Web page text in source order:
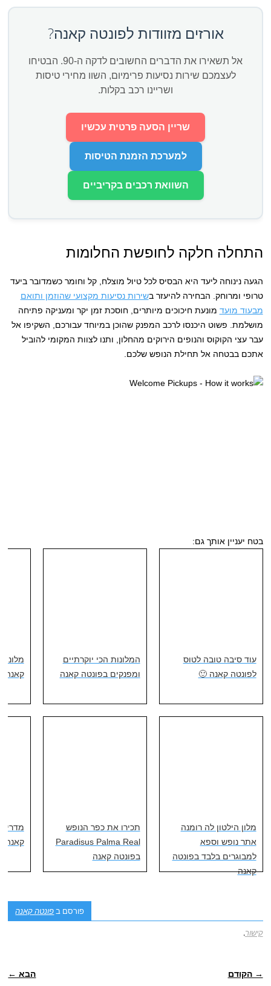
אורזים מזוודות לפונטה קאנה?
אל תשאירו את הדברים החשובים לדקה ה-90. הבטיחו
לעצמכם שירות נסיעות פרימיום, השוו מחירי טיסות
ושריינו רכב בקלות.
שריין הסעה פרטית עכשיו
למערכת הזמנת הטיסות
השוואת רכבים בקריביים
התחלה חלקה לחופשת החלומות
הגעה נינוחה ליעד היא הבסיס לכל טיול מוצלח, קל וחומר כשמדובר ביעד
טרופי ומרוחק. הבחירה להיעזר בשירות נסיעות מקצועי שהוזמן ותואם
מבעוד מועד מונעת חיכוכים מיותרים, חוסכת זמן יקר ומעניקה פתיחה
מושלמת. פשוט היכנסו לרכב המפנק שהוכן במיוחד עבורכם, השקיפו אל
עבר עצי הקוקוס והנופים הירוקים מהחלון, ותנו לצוות המקומי להוביל
אתכם בבטחה אל תחילת הנופש שלכם.
בטח יעניין אותך גם:
עוד סיבה טובה לטוס
לפונטה קאנה 🙂
המלונות הכי יוקרתיים
ומפנקים בפונטה קאנה
קאנה - 20 הטובים
מלון הילטון לה רומנה
אתר נופש וספא
למבוגרים בלבד בפונטה
קאנה
תכירו את כפר הנופש
Paradisus Palma Real
בפונטה קאנה
מדריך
קאנה
פורסם בפונטה קאנה
קישור.
→ הקודם הבא ←